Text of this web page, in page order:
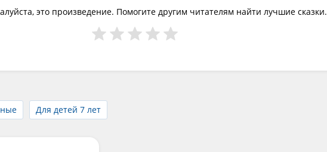
это произведение. Помогите другим читателям найти лучшие сказки.
Для детей 7 лет